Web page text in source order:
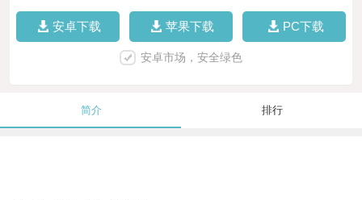
安卓下载 苹果下载 PC下载
安卓市场，安全绿色
简介 排行